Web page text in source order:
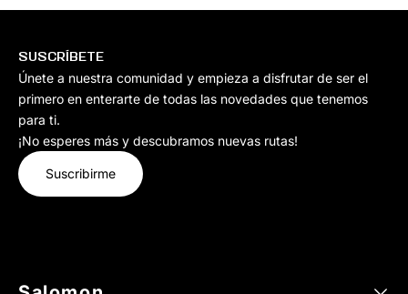
SUSCRÍBETE
Únete a nuestra comunidad y empieza a disfrutar de ser el
primero en enterarte de todas las novedades que tenemos
para ti.
¡No esperes más y descubramos nuevas rutas!
Suscribirme